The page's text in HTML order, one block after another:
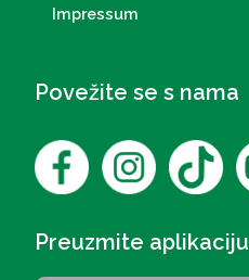
Impressum
Povežite se s nama
Preuzmite aplikaciju